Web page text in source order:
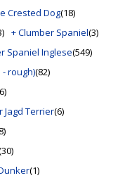
Crested Dog(18)
+ Clumber Spaniel(3)
Spaniel Inglese(549)
- rough)(82)
Jagd Terrier(6)
(1)